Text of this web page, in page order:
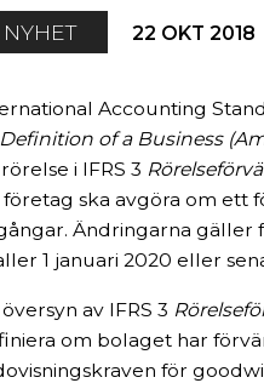
NYHET 22 OKT 2018
Accounting
Definition of a Business
i IFRS 3
ska avgöra om ett
Ändringarna gäller
1 januari 2020 eller
av IFRS 3
om bolaget har
för